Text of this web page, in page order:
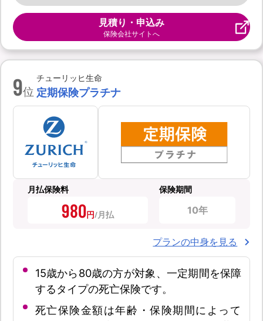
見積り・申込み
保険会社サイトへ
9位
チューリッヒ生命
定期保険プラチナ
月払保険料
980円
保険期間
10年
プランの中身を見る
15歳から80歳の方が対象、一定期間を保障
するタイプの死亡保険です。
死亡保険金額は年齢・保険期間によって